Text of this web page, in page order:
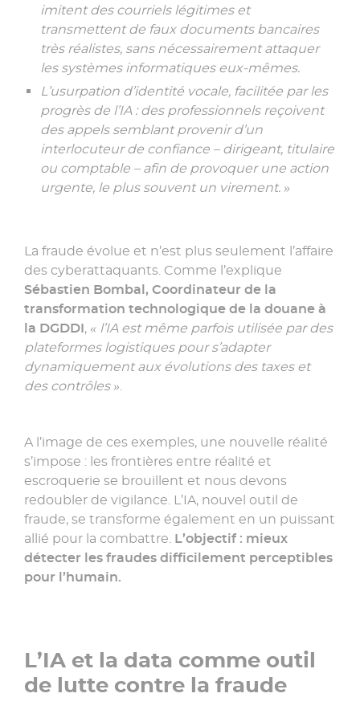
imitent des courriels légitimes et
transmettent de faux documents bancaires
très réalistes, sans nécessairement attaquer
les systèmes informatiques eux‑mêmes.
L’usurpation d’identité vocale, facilitée par les
progrès de l’IA : des professionnels reçoivent
des appels semblant provenir d’un
interlocuteur de confiance – dirigeant, titulaire
ou comptable – afin de provoquer une action
urgente, le plus souvent un virement. »
La fraude évolue et n’est plus seulement l’affaire
des cyberattaquants. Comme l’explique
Sébastien Bombal, Coordinateur de la
transformation technologique de la douane à
la DGDDI, « l’IA est même parfois utilisée par des
plateformes logistiques pour s’adapter
dynamiquement aux évolutions des taxes et
des contrôles ».
A l’image de ces exemples, une nouvelle réalité
s’impose : les frontières entre réalité et
escroquerie se brouillent et nous devons
redoubler de vigilance. L’IA, nouvel outil de
fraude, se transforme également en un puissant
allié pour la combattre. L’objectif : mieux
détecter les fraudes difficilement perceptibles
pour l’humain.
L’IA et la data comme outil
de lutte contre la fraude